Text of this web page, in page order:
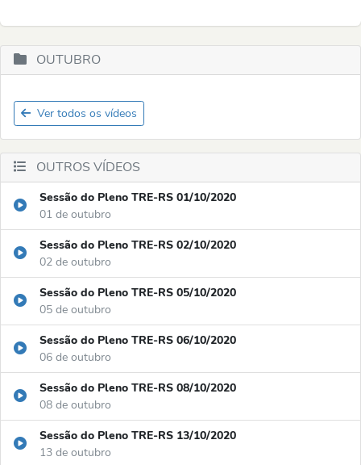
OUTUBRO
Ver todos os vídeos
OUTROS VÍDEOS
Sessão do Pleno TRE-RS 01/10/2020
01 de outubro
Sessão do Pleno TRE-RS 02/10/2020
02 de outubro
Sessão do Pleno TRE-RS 05/10/2020
05 de outubro
Sessão do Pleno TRE-RS 06/10/2020
06 de outubro
Sessão do Pleno TRE-RS 08/10/2020
08 de outubro
Sessão do Pleno TRE-RS 13/10/2020
13 de outubro